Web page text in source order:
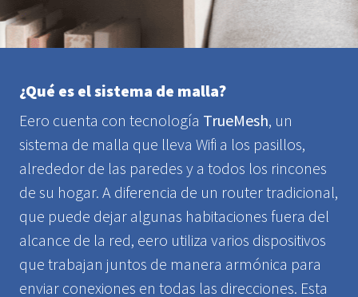
¿Qué es el sistema de malla?
Eero cuenta con tecnología TrueMesh, un
sistema de malla que lleva Wifi a los pasillos,
alrededor de las paredes y a todos los rincones
de su hogar. A diferencia de un router tradicional,
que puede dejar algunas habitaciones fuera del
alcance de la red, eero utiliza varios dispositivos
que trabajan juntos de manera armónica para
enviar conexiones en todas las direcciones. Esta